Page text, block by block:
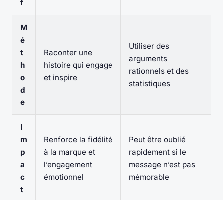
f
M
é
t
h
o
d
e
Raconter une
histoire qui engage
et inspire
Utiliser des
arguments
rationnels et des
statistiques
I
m
p
a
c
t
Renforce la fidélité
à la marque et
l’engagement
émotionnel
Peut être oublié
rapidement si le
message n’est pas
mémorable